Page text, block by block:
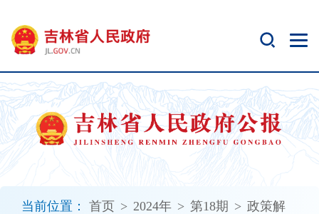
当前位置： 首页 > 2024年 > 第18期 > 政策解
开
无
障
碍
说
明